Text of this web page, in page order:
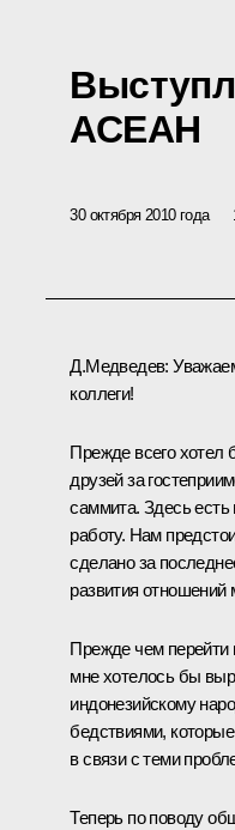
АСЕАН
30 октября 2010 года
Д.Медведев:
коллеги!
Прежде всего хотел
друзей за
саммита. Здесь есть
работу. Нам
сделано за
развития
Прежде чем перейти
мне хотелось бы
индонезийскому
бедствиями,
в связи с теми
Теперь по поводу